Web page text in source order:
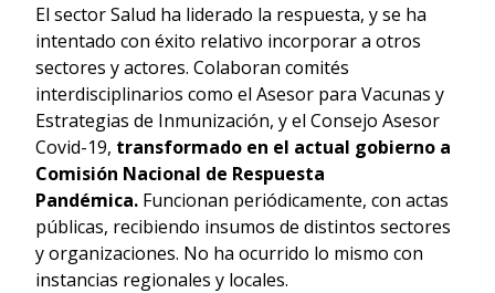
El sector Salud ha liderado la respuesta, y se ha
intentado con éxito relativo incorporar a otros
sectores y actores. Colaboran comités
interdisciplinarios como el Asesor para Vacunas y
Estrategias de Inmunización, y el Consejo Asesor
Covid-19, transformado en el actual gobierno a
Comisión Nacional de Respuesta
Pandémica. Funcionan periódicamente, con actas
públicas, recibiendo insumos de distintos sectores
y organizaciones. No ha ocurrido lo mismo con
instancias regionales y locales.